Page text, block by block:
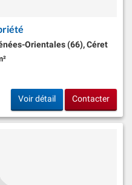
Orientales (66), Céret
du terrain:
Voir détail Contacter